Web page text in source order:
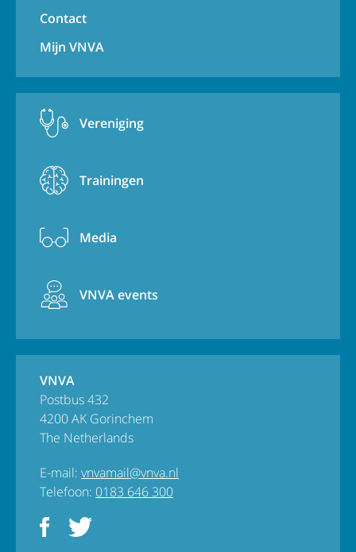
Contact
Mijn VNVA
Vereniging
Trainingen
Media
VNVA events
VNVA
Postbus 432
4200 AK Gorinchem
The Netherlands
E-mail: vnvamail@vnva.nl
Telefoon: 0183 646 300